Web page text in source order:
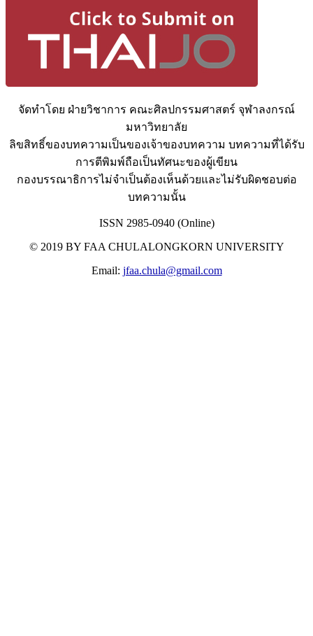
จัดทำโดย ฝ่ายวิชาการ คณะศิลปกรรมศาสตร์ จุฬาลงกรณ์
มหาวิทยาลัย
ลิขสิทธิ์ของบทความเป็นของเจ้าของบทความ บทความที่ได้รับ
การตีพิมพ์ถือเป็นทัศนะของผู้เขียน
กองบรรณาธิการไม่จำเป็นต้องเห็นด้วยและไม่รับผิดชอบต่อ
บทความนั้น
ISSN 2985-0940 (Online)
© 2019 BY FAA CHULALONGKORN UNIVERSITY
Email: jfaa.chula@gmail.com